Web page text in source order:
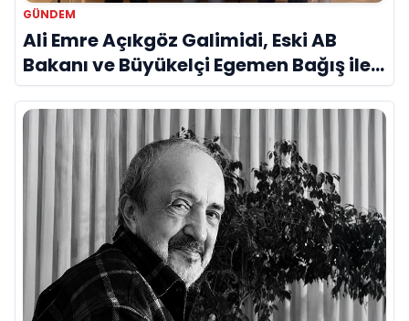
GÜNDEM
Ali Emre Açıkgöz Galimidi, Eski AB
Bakanı ve Büyükelçi Egemen Bağış ile
Bir Araya Geldi